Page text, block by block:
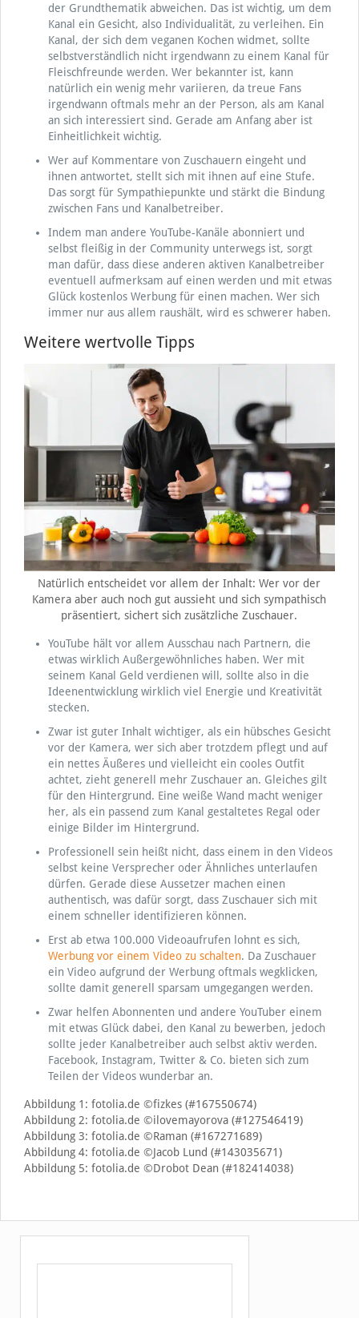
der Grundthematik abweichen. Das ist wichtig, um dem
Kanal ein Gesicht, also Individualität, zu verleihen. Ein
Kanal, der sich dem veganen Kochen widmet, sollte
selbstverständlich nicht irgendwann zu einem Kanal für
Fleischfreunde werden. Wer bekannter ist, kann
natürlich ein wenig mehr variieren, da treue Fans
irgendwann oftmals mehr an der Person, als am Kanal
an sich interessiert sind. Gerade am Anfang aber ist
Einheitlichkeit wichtig.
Wer auf Kommentare von Zuschauern eingeht und
ihnen antwortet, stellt sich mit ihnen auf eine Stufe.
Das sorgt für Sympathiepunkte und stärkt die Bindung
zwischen Fans und Kanalbetreiber.
Indem man andere YouTube-Kanäle abonniert und
selbst fleißig in der Community unterwegs ist, sorgt
man dafür, dass diese anderen aktiven Kanalbetreiber
eventuell aufmerksam auf einen werden und mit etwas
Glück kostenlos Werbung für einen machen. Wer sich
immer nur aus allem raushält, wird es schwerer haben.
Weitere wertvolle Tipps
Natürlich entscheidet vor allem der Inhalt: Wer vor der
Kamera aber auch noch gut aussieht und sich sympathisch
präsentiert, sichert sich zusätzliche Zuschauer.
YouTube hält vor allem Ausschau nach Partnern, die
etwas wirklich Außergewöhnliches haben. Wer mit
seinem Kanal Geld verdienen will, sollte also in die
Ideenentwicklung wirklich viel Energie und Kreativität
stecken.
Zwar ist guter Inhalt wichtiger, als ein hübsches Gesicht
vor der Kamera, wer sich aber trotzdem pflegt und auf
ein nettes Äußeres und vielleicht ein cooles Outfit
achtet, zieht generell mehr Zuschauer an. Gleiches gilt
für den Hintergrund. Eine weiße Wand macht weniger
her, als ein passend zum Kanal gestaltetes Regal oder
einige Bilder im Hintergrund.
Professionell sein heißt nicht, dass einem in den Videos
selbst keine Versprecher oder Ähnliches unterlaufen
dürfen. Gerade diese Aussetzer machen einen
authentisch, was dafür sorgt, dass Zuschauer sich mit
einem schneller identifizieren können.
Erst ab etwa 100.000 Videoaufrufen lohnt es sich,
Werbung vor einem Video zu schalten. Da Zuschauer
ein Video aufgrund der Werbung oftmals wegklicken,
sollte damit generell sparsam umgegangen werden.
Zwar helfen Abonnenten und andere YouTuber einem
mit etwas Glück dabei, den Kanal zu bewerben, jedoch
sollte jeder Kanalbetreiber auch selbst aktiv werden.
Facebook, Instagram, Twitter & Co. bieten sich zum
Teilen der Videos wunderbar an.
Abbildung 1: fotolia.de ©fizkes (#167550674)
Abbildung 2: fotolia.de ©ilovemayorova (#127546419)
Abbildung 3: fotolia.de ©Raman (#167271689)
Abbildung 4: fotolia.de ©Jacob Lund (#143035671)
Abbildung 5: fotolia.de ©Drobot Dean (#182414038)